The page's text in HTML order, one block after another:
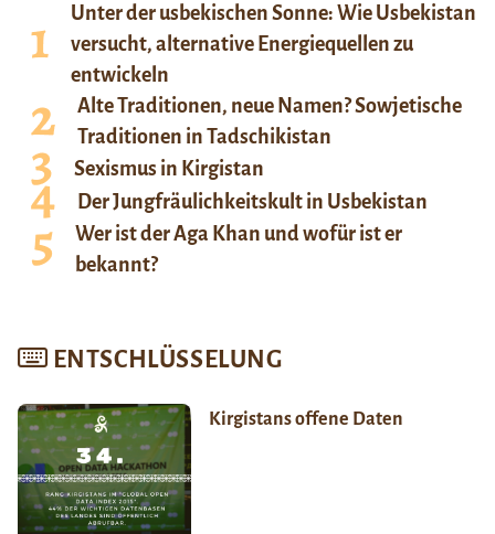
Unter der usbekischen Sonne: Wie Usbekistan
versucht, alternative Energiequellen zu
entwickeln
Alte Traditionen, neue Namen? Sowjetische
Traditionen in Tadschikistan
Sexismus in Kirgistan
Der Jungfräulichkeitskult in Usbekistan
Wer ist der Aga Khan und wofür ist er
bekannt?
ENTSCHLÜSSELUNG
Kirgistans offene Daten